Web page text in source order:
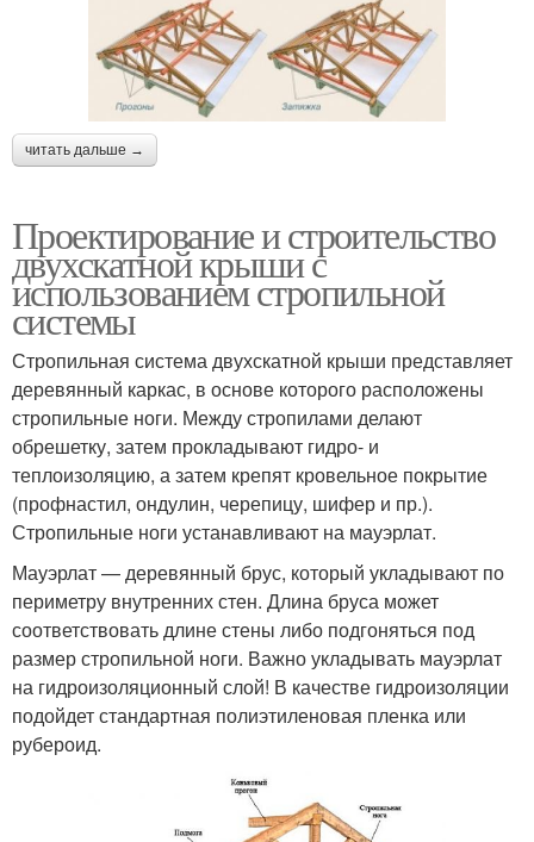
читать дальше →
Проектирование и строительство
двухскатной крыши с
использованием стропильной
системы
Стропильная система двухскатной крыши представляет
деревянный каркас, в основе которого расположены
стропильные ноги. Между стропилами делают
обрешетку, затем прокладывают гидро- и
теплоизоляцию, а затем крепят кровельное покрытие
(профнастил, ондулин, черепицу, шифер и пр.).
Стропильные ноги устанавливают на мауэрлат.
Мауэрлат — деревянный брус, который укладывают по
периметру внутренних стен. Длина бруса может
соответствовать длине стены либо подгоняться под
размер стропильной ноги. Важно укладывать мауэрлат
на гидроизоляционный слой! В качестве гидроизоляции
подойдет стандартная полиэтиленовая пленка или
рубероид.